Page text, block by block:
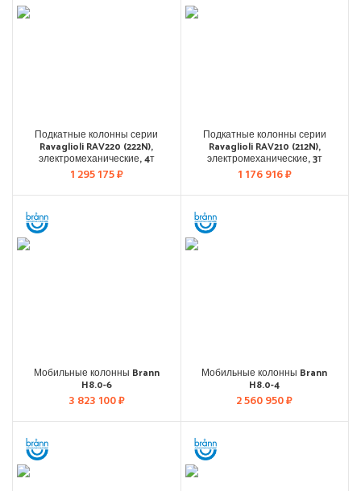
Подкатные колонны серии
Ravaglioli RAV220 (222N),
электромеханические, 4т
1 295 175₽
Подкатные колонны серии
Ravaglioli RAV210 (212N),
электромеханические, 3т
1 176 916₽
Мобильные колонны Brann
H8.0-6
3 823 100₽
Мобильные колонны Brann
H8.0-4
2 560 950₽